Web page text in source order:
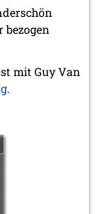
mit Guy Van
.